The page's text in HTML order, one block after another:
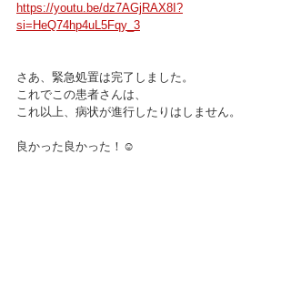
https://youtu.be/dz7AGjRAX8I?
si=HeQ74hp4uL5Fqy_3
さあ、緊急処置は完了しました。
これでこの患者さんは、
これ以上、病状が進行したりはしません。
良かった良かった！☺️